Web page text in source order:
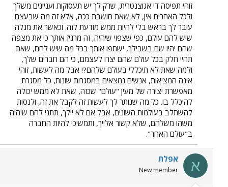
זוהי תפיסה די אגוצנטרית, שרק לך יש תעסוקות ועניינים משלך
ולכל האחרים אין, לא שאת חושבת ככה, אלא זה מה שבעצם
עובר לך בראש בלי להיות ממש מודעת לזה. וכאשר את מגלה
שיש להם עולם, כפי שצפוי שיהיה, זה מרגיז אותך כי את מצפה
שהם יהיו שם בשבילך, ישתפו אותך בכל מה שיש להם, שאת
תהיי חלק בכל עולם שהם יצרו לעצמם, כי הם חברים שלך,
ולמה שאת לא תיכללי בעולם שלהם?! אבל מה לעשות, זוהי
אינה המציאות, אנשים נמצאים במסגרות שונות, כל מסגרת
מאפשרת יצירה של מעין "עולם" שכזה, שאת לא ממש יכולה
להיכלל בו. כל מה שנותר לך לעשות זה לקבל את זה, ולנסות
להשתלב בעולמות השונים, אבל אם לא יילך, תתני להם שיהיה
משהו משלהם, שלא קשור אלייך, ותמשיכי להיות החברה
ב"עולם האחר".
א אפלת
New member